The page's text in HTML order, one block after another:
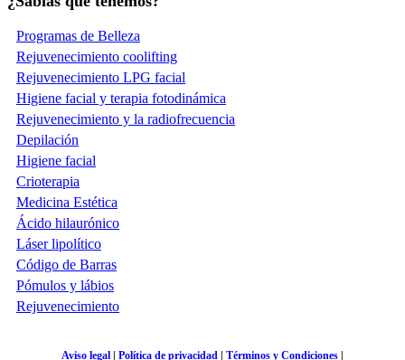
Programas de Belleza
Rejuvenecimiento coolifting
Rejuvenecimiento LPG facial
Higiene facial y terapia fotodinámica
Rejuvenecimiento y la radiofrecuencia
Depilación
Higiene facial
Crioterapia
Medicina Estética
Ácido hilaurónico
Láser lipolítico
Código de Barras
Pómulos y lábios
Rejuvenecimiento
Aviso legal Política de privacidad Términos y Condiciones